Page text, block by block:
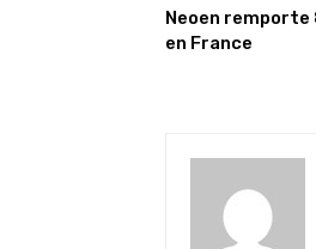
Neoen remporte
en France